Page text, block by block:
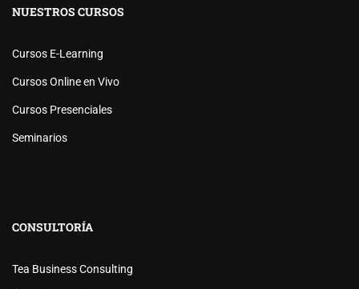
NUESTROS CURSOS
Cursos E-Learning
Cursos Online en Vivo
Cursos Presenciales
Seminarios
CONSULTORÍA
Tea Business Consulting